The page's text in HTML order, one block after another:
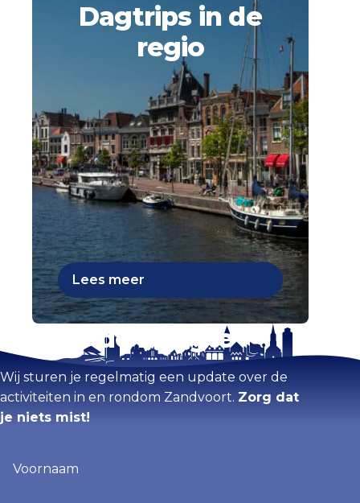
Dagtrips in de
regio
Lees meer
Blijf op de hoogte
Wij sturen je regelmatig een update over de
activiteiten in en rondom Zandvoort. Zorg dat
je niets mist!
(Vereist)